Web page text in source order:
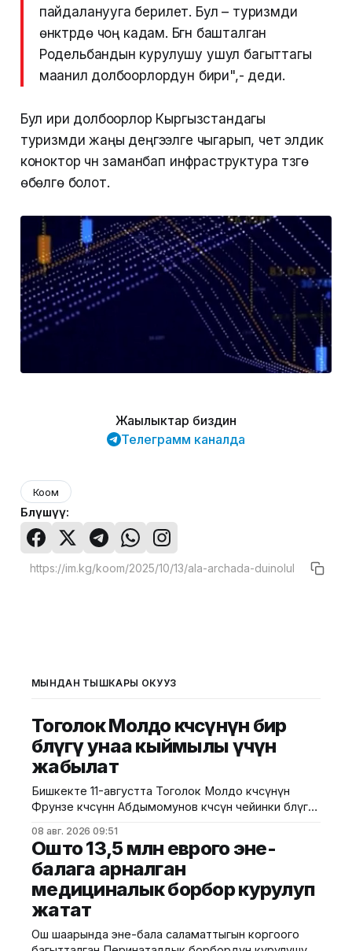
пайдаланууга берилет. Бул – туризмди
өнүктүрүүдө чоң кадам. Бүгүн башталган
Родельбандын курулушу ушул багыттагы
маанилүү долбоорлордун бири",- деди.
Бул ири долбоорлор Кыргызстандагы
туризмди жаңы деңгээлге чыгарып, чет элдик
коноктор үчүн заманбап инфраструктура түзүүгө
өбөлгө болот.
Жаңылыктар биздин
Телеграмм каналда
Коом
Бөлүшүү:
МЫНДАН ТЫШКАРЫ ОКУҢУЗ
Тоголок Молдо көчөсүнүн бир
бөлүгү унаа кыймылы үчүн
жабылат
Бишкекте 11-августта Тоголок Молдо көчөсүнүн
Фрунзе көчөсүнөн Абдымомунов көчөсүнө чейинки бөлүгү
мэриясынын билдиришкендей, аталган тилкеде
бул убакта курулуш иштери жүргүзүлөт. Ал эми
Фрунзе жана Панфилов көчөлөрүнүн кесилиши
кайрадан унаалар үчүн ачылат. Мэрия
айдоочуларды жол кыймылындагы убактылуу
өзгөрүүлөрдү эске алып, жол белгилеринин
талаптарын так
08 авг. 2026 09:51
Ошто 13,5 млн еврого эне-
балага арналган
медициналык борбор курулуп
жатат
Ош шаарында эне-бала саламаттыгын коргоого